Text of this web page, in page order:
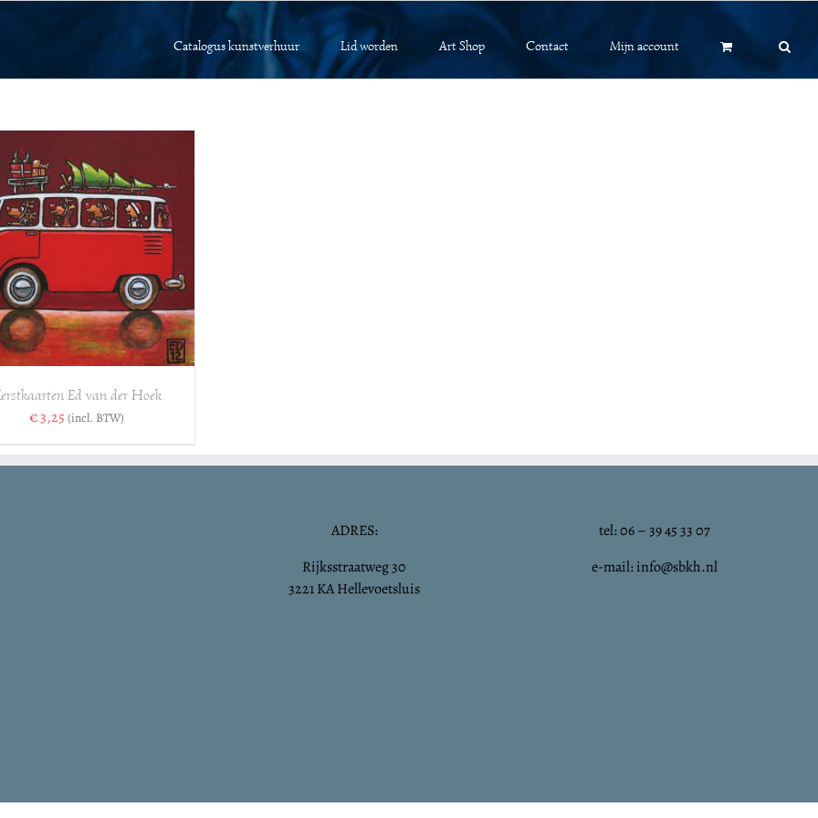
Catalogus kunstverhuur Lid worden Art Shop Contact Mijn account
Ed van der Hoek
€3,25 (incl. BTW)
ADRES:
Rijksstraatweg 30
3221 KA Hellevoetsluis
tel: 06 – 39 45 33 07
e-mail: info@sbkh.nl